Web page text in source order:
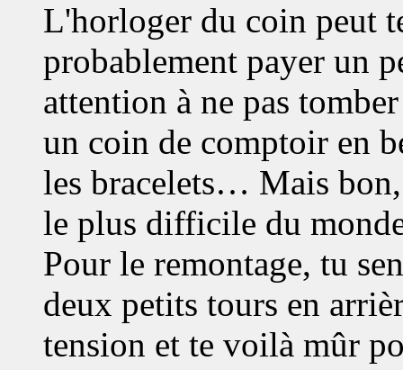
L'horloger du coin peut
probablement payer un
attention à ne pas
un coin de comptoir en
les bracelets… Mais bon,
le plus difficile du
Pour le remontage, tu
deux petits tours en
tension et te voilà mûr